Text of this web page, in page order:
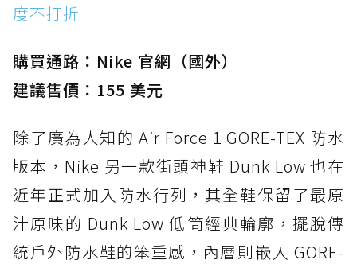
度不打折
購買通路：Nike 官網（國外）
建議售價：155 美元
除了廣為人知的 Air Force 1 GORE-TEX 防水
版本，Nike 另一款街頭神鞋 Dunk Low 也在
近年正式加入防水行列，其全鞋保留了最原
汁原味的 Dunk Low 低筒經典輪廓，擺脫傳
統戶外防水鞋的笨重感，內層則嵌入 GORE-